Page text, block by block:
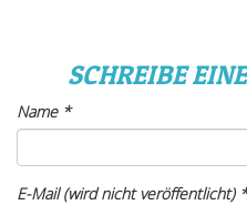
SCHREIBE
Name*
E-Mail (wird nicht veröffentlicht)*